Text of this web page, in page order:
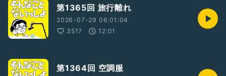
第1365回 旅行離れ
2026-07-29 06:01:04
3517
12:01
第1364回 空調服